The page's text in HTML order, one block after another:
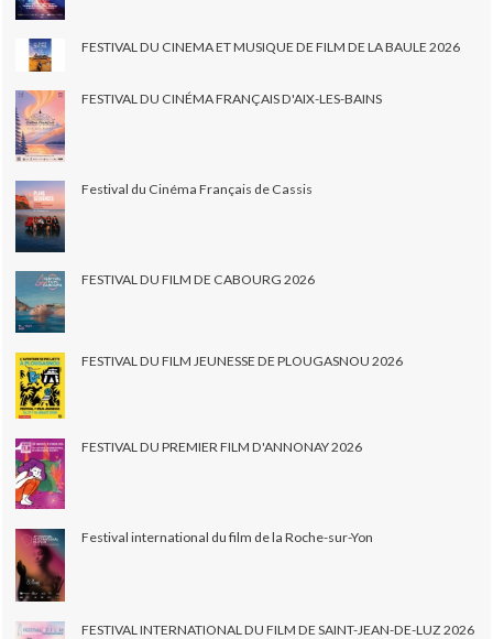
FESTIVAL DU CINEMA ET MUSIQUE DE FILM DE LA BAULE 2026
FESTIVAL DU CINÉMA FRANÇAIS D'AIX-LES-BAINS
Festival du Cinéma Français de Cassis
FESTIVAL DU FILM DE CABOURG 2026
FESTIVAL DU FILM JEUNESSE DE PLOUGASNOU 2026
FESTIVAL DU PREMIER FILM D'ANNONAY 2026
Festival international du film de la Roche-sur-Yon
FESTIVAL INTERNATIONAL DU FILM DE SAINT-JEAN-DE-LUZ 2026